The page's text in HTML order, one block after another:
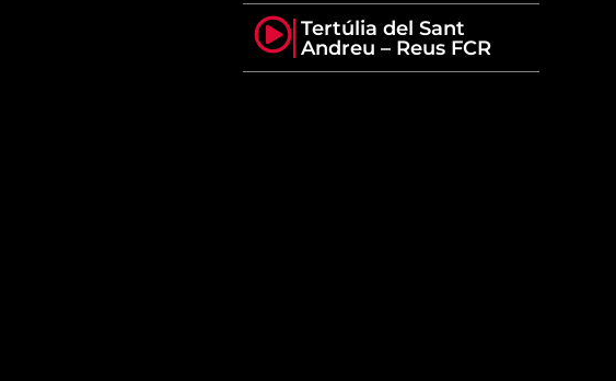
Tertúlia del Sant
Andreu – Reus FCR